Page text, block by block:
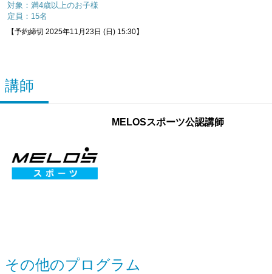
対象：満4歳以上のお子様
定員：15名
【予約締切 2025年11月23日 (日) 15:30】
講師
MELOSスポーツ公認講師
その他のプログラム